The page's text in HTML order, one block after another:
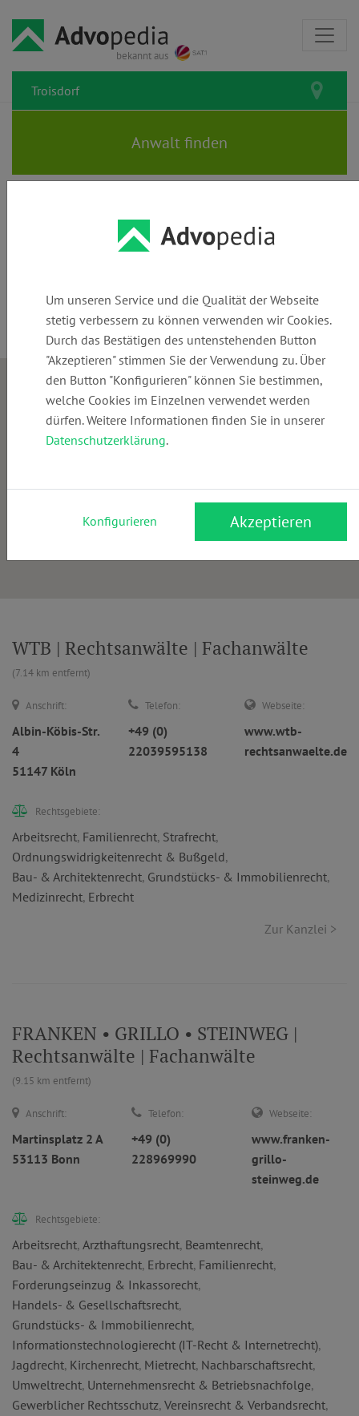
bekannt aus
Rechtsanwälte und Kanzleien in
Anwalt finden
WTB | Rechtsanwälte | Fachanwälte
(7.14 km entfernt)
Anschrift:
Albin-Köbis-Str.
4
51147 Köln
Telefon:
+49 (0)
22039595138
Webseite:
www.wtb-
rechtsanwaelte.de
Rechtsgebiete:
Arbeitsrecht, Familienrecht, Strafrecht,
Ordnungswidrigkeitenrecht & Bußgeld,
Bau- & Architektenrecht, Grundstücks- & Immobilienrecht,
Medizinrecht, Erbrecht
Zur Kanzlei >
FRANKEN • GRILLO • STEINWEG |
Rechtsanwälte | Fachanwälte
(9.15 km entfernt)
Anschrift:
Martinsplatz 2 A
53113 Bonn
Telefon:
+49 (0)
228969990
Webseite:
www.franken-
grillo-
steinweg.de
Rechtsgebiete:
Arbeitsrecht, Arzthaftungsrecht, Beamtenrecht,
Bau- & Architektenrecht, Erbrecht, Familienrecht,
Forderungseinzug & Inkassorecht,
Handels- & Gesellschaftsrecht,
Grundstücks- & Immobilienrecht,
Informationstechnologierecht (IT-Recht & Internetrecht),
Jagdrecht, Kirchenrecht, Mietrecht, Nachbarschaftsrecht,
Umweltrecht, Unternehmensrecht & Betriebsnachfolge,
Gewerblicher Rechtsschutz, Vereinsrecht & Verbandsrecht,
Um unseren Service und die Qualität der Webseite
stetig verbessern zu können verwenden wir Cookies.
Durch das Bestätigen des untenstehenden Button
"Akzeptieren" stimmen Sie der Verwendung zu. Über
den Button "Konfigurieren" können Sie bestimmen,
welche Cookies im Einzelnen verwendet werden
dürfen. Weitere Informationen finden Sie in unserer
Datenschutzerklärung.
Konfigurieren Akzeptieren